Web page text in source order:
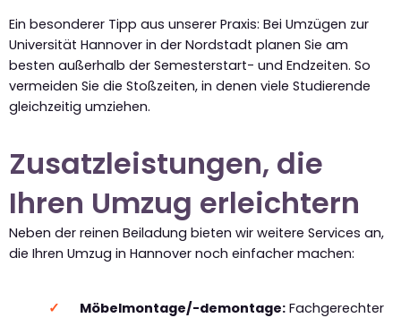
Ein besonderer Tipp aus unserer Praxis: Bei Umzügen zur
Universität Hannover in der Nordstadt planen Sie am
besten außerhalb der Semesterstart- und Endzeiten. So
vermeiden Sie die Stoßzeiten, in denen viele Studierende
gleichzeitig umziehen.
Zusatzleistungen, die
Ihren Umzug erleichtern
Neben der reinen Beiladung bieten wir weitere Services an,
die Ihren Umzug in Hannover noch einfacher machen:
Möbelmontage/-demontage:Fachgerechter